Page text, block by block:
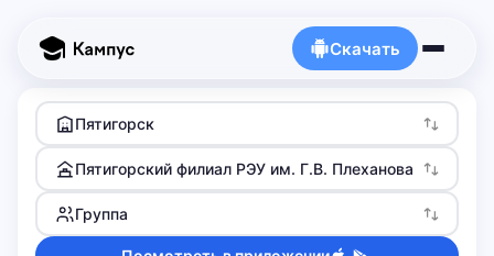
Скачать
Пятигорск
Пятигорский филиал РЭУ им. Г.В. Плеханова
Группа